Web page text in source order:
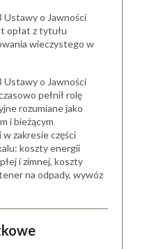
Ustawy o Jawności
opłat z tytułu
wieczystego w
Ustawy o Jawności
pełnił rolę
rozumiane jako
i bieżącym
zakresie części
koszty energii
i zimnej, koszty
na odpady, wywóz